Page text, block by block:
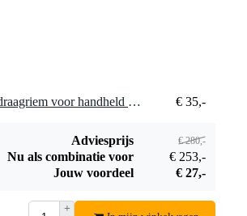
8 x Sennheiser SZU 1032 draagriem voor handheld SKM 100/300/500/2000/2020-D € 35,-
Adviesprijs € 280,-
Nu als combinatie voor
€ 253,-
Jouw voordeel
€ 27,-
+